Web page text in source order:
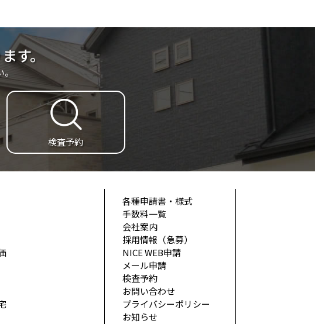
す。
検査予約
各種申請書・様式
手数料一覧
会社案内
採用情報（急募）
NICE WEB申請
メール申請
検査予約
お問い合わせ
プライバシーポリシー
お知らせ